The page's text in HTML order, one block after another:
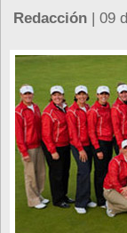
Redacción | 09